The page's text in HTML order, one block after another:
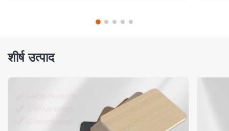
शीर्ष उत्पाद